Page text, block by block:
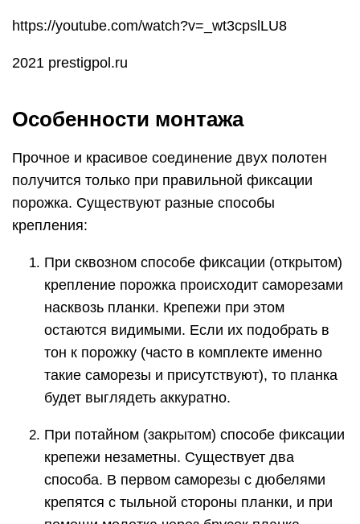
https://youtube.com/watch?v=_wt3cpslLU8
2021 prestigpol.ru
Особенности монтажа
Прочное и красивое соединение двух полотен
получится только при правильной фиксации
порожка. Существуют разные способы
крепления:
При сквозном способе фиксации (открытом)
крепление порожка происходит саморезами
насквозь планки. Крепежи при этом
остаются видимыми. Если их подобрать в
тон к порожку (часто в комплекте именно
такие саморезы и присутствуют), то планка
будет выглядеть аккуратно.
При потайном (закрытом) способе фиксации
крепежи незаметны. Существует два
способа. В первом саморезы с дюбелями
крепятся с тыльной стороны планки, и при